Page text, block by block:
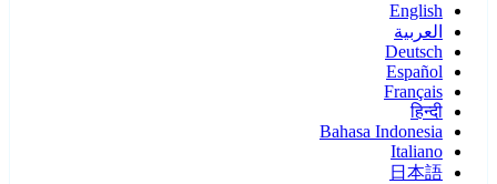
English
العربية
Deutsch
Español
Français
हिन्दी
Bahasa Indonesia
Italiano
日本語